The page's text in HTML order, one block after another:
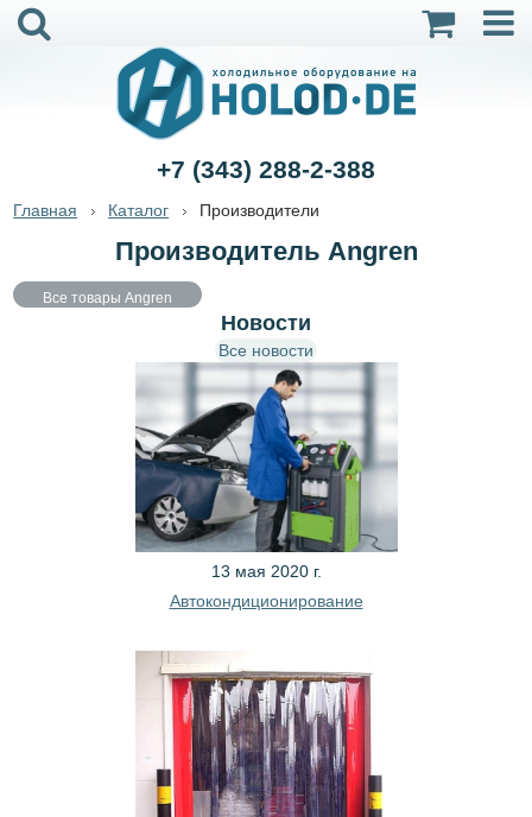
+7 (343) 288-2-388
Главная Каталог Производители
Производитель Angren
Все товары Angren
Новости
Все новости
13 мая 2020 г.
Автокондиционирование